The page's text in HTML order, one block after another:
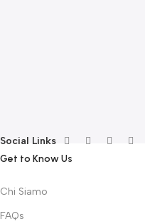
Social Links
Get to Know Us
Chi Siamo
FAQs